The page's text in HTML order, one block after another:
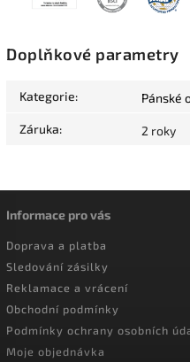
Doplňkové parametry
Kategorie: Pánské
Záruka: 2 roky
Informace pro vás
Doprava a platba
Sledování zásilky
Reklamace a vrácení
Obchodní podmínky
Podmínky ochrany osobních
Moje objednávka